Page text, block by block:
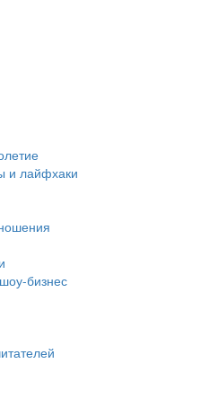
и лайфхаки
бизнес